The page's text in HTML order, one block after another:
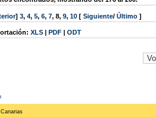
] 3, 4, 5, 6, 7, 8, 9, 10 [ Siguiente/ Último ]
XLS | PDF | ODT